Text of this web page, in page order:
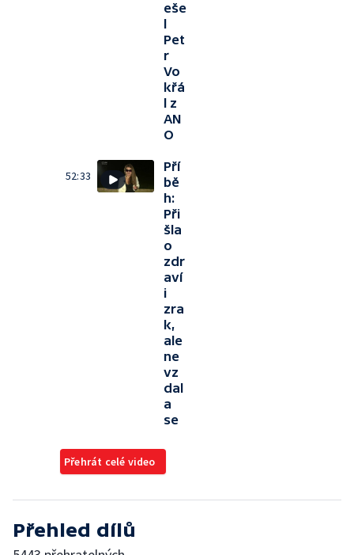
eše
l
Pet
r
Vo
křá
l z
AN
O
52:33
Pří
bě
h:
Při
šla
o
zdr
aví
i
zra
k,
ale
ne
vz
dal
a
se
Přehrát celé video
Přehled dílů